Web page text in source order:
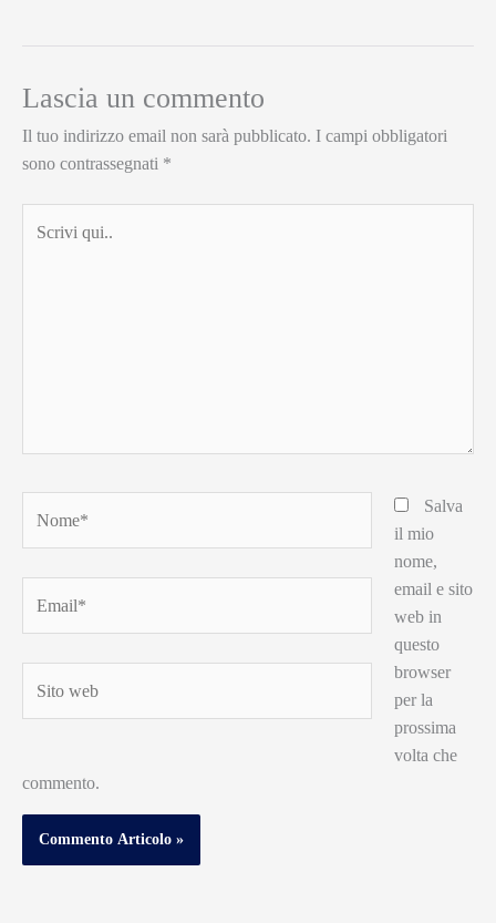
Lascia un commento
Il tuo indirizzo email non sarà pubblicato. I campi obbligatori
sono contrassegnati *
qui..
web
Salva
il mio
nome,
email e sito
web in
questo
browser
per la
prossima
volta che
commento.